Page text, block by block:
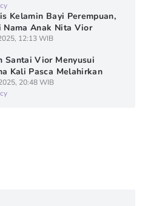
Kelamin Bayi Perempuan,
Nama Anak Nita Vior
12:13 WIB
Santai Vior Menyusui
Kali Pasca Melahirkan
20:48 WIB